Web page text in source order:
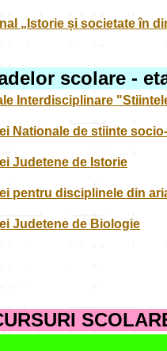
„Istorie și societate în
scolare -
Interdisciplinare
Nationale de stiinte
Judetene de Istorie
pentru disciplinele din
Judetene de Biologie